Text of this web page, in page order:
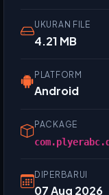
UKURAN FILE
4.21 MB
PLATFORM
Android
PACKAGE
DIPERBARUI
07 Aug 2026